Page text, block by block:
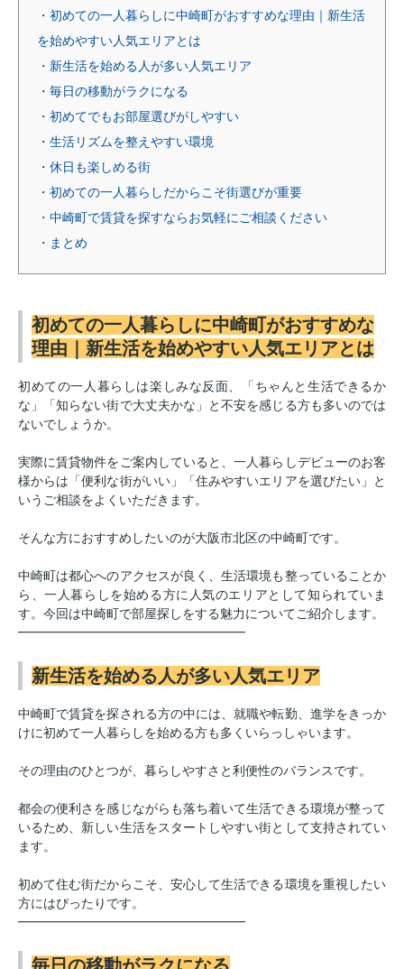
・初めての一人暮らしに中崎町がおすすめな理由｜新生活
を始めやすい人気エリアとは
・新生活を始める人が多い人気エリア
・毎日の移動がラクになる
・初めてでもお部屋選びがしやすい
・生活リズムを整えやすい環境
・休日も楽しめる街
・初めての一人暮らしだからこそ街選びが重要
・中崎町で賃貸を探すならお気軽にご相談ください
・まとめ
初めての一人暮らしに中崎町がおすすめな
理由｜新生活を始めやすい人気エリアとは
初めての一人暮らしは楽しみな反面、「ちゃんと生活できるか
な」「知らない街で大丈夫かな」と不安を感じる方も多いのでは
ないでしょうか。
実際に賃貸物件をご案内していると、一人暮らしデビューのお客
様からは「便利な街がいい」「住みやすいエリアを選びたい」と
いうご相談をよくいただきます。
そんな方におすすめしたいのが大阪市北区の中崎町です。
中崎町は都心へのアクセスが良く、生活環境も整っていることか
ら、一人暮らしを始める方に人気のエリアとして知られていま
す。今回は中崎町で部屋探しをする魅力についてご紹介します。
━━━━━━━━━━━━━━━━━━
新生活を始める人が多い人気エリア
中崎町で賃貸を探される方の中には、就職や転勤、進学をきっか
けに初めて一人暮らしを始める方も多くいらっしゃいます。
その理由のひとつが、暮らしやすさと利便性のバランスです。
都会の便利さを感じながらも落ち着いて生活できる環境が整って
いるため、新しい生活をスタートしやすい街として支持されてい
ます。
初めて住む街だからこそ、安心して生活できる環境を重視したい
方にはぴったりです。
━━━━━━━━━━━━━━━━━━